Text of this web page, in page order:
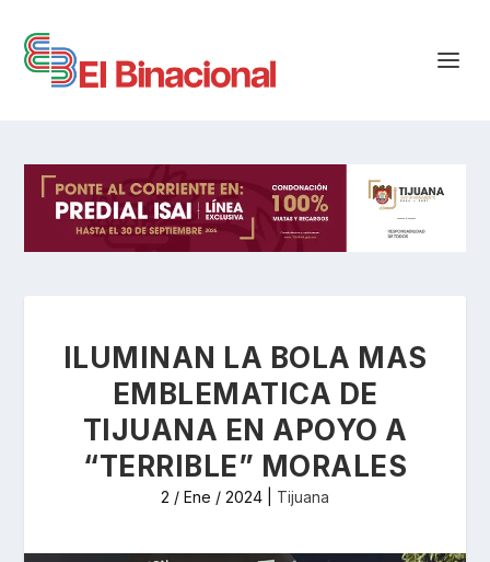
ILUMINAN LA BOLA MAS
EMBLEMATICA DE
TIJUANA EN APOYO A
“TERRIBLE” MORALES
2 / Ene / 2024 Tijuana